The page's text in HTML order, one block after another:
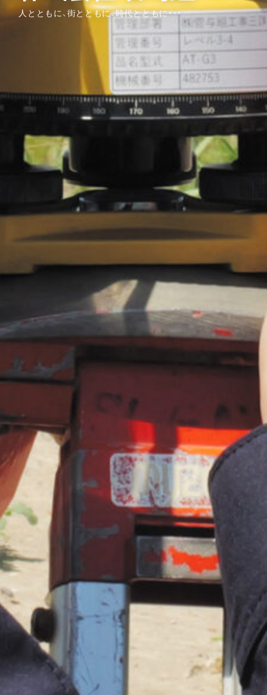
人とともに、街とともに、時代とともに・・・